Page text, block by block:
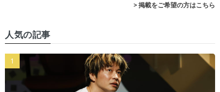
> 掲載をご希望の方はこちら
人気の記事